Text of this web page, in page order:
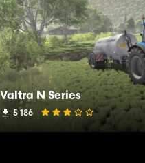
Valtra N Series
5 186